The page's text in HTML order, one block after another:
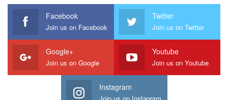
แพลตฟอร์มช้อปปี้ราว 1.2 ล้านรายทั่วประเทศ โดยสิทธิประโยชน์
ในโปรแกรมนี้ได้รับการออกแบบมาเพื่อเพิ่มขีดความสามารถ
ทางการแข่งขันและสร้างความแข็งแกร่งให้ธุรกิจรายย่อย ผ่าน
กระบวนการที่สะดวกและเข้าถึงง่าย พร้อมเปิดรับลงทะเบียนในวัน
ที่ 6-10 กรกฎาคม 2569 เพื่อรับสิทธิ์การสนับสนุนต่อเนื่องนาน 6
เดือน ซึ่งประกอบด้วย
– ยกเว้นค่าธรรมเนียมการขายสำหรับ 10 คำสั่งซื้อแรกต่อเดือน
Facebook
Join us on Facebook
Twitter
Join us on Twitter
Google+
Join us on Google
Youtube
Join us on Youtube
Instagram